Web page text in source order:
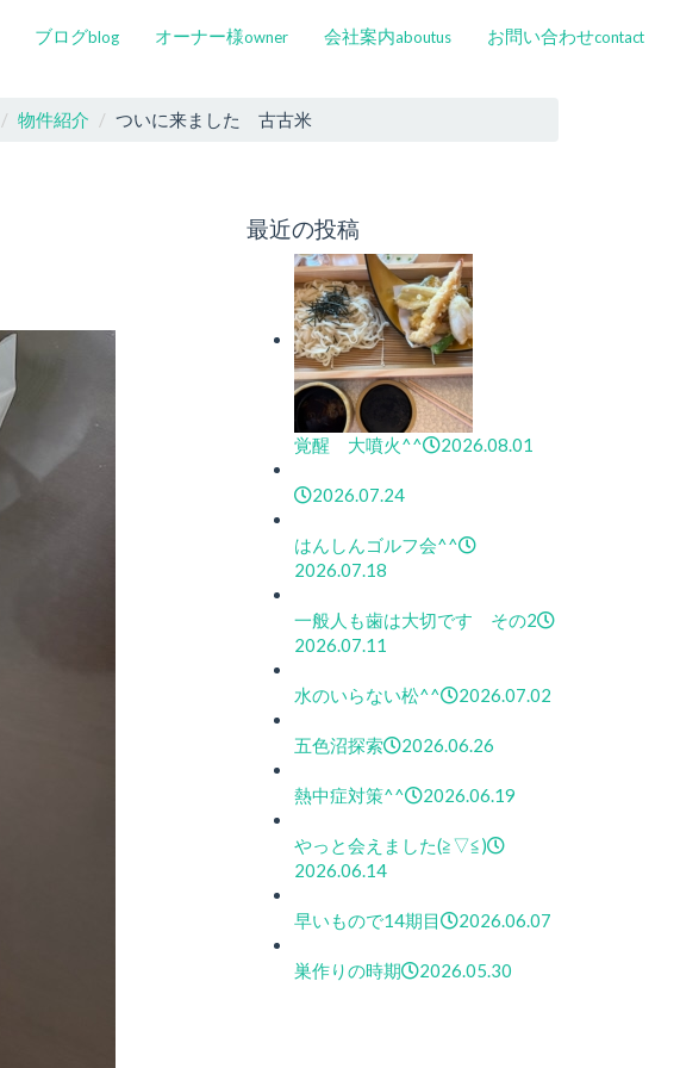
ブログblog オーナー様owner 会社案内aboutus お問い合わせcontact
物件紹介 ついに来ました 古古米
最近の投稿
覚醒 大噴火^^ 2026.08.01
2026.07.24
はんしんゴルフ会^^
2026.07.18
一般人も歯は大切です その2
2026.07.11
水のいらない松^^ 2026.07.02
五色沼探索 2026.06.26
熱中症対策^^ 2026.06.19
やっと会えました(≧▽≦)
2026.06.14
早いもので14期目 2026.06.07
巣作りの時期 2026.05.30